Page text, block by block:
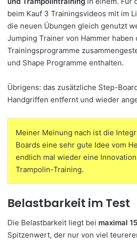
beim Kauf 3 Trainingsvideos mit im
die neuen Übungen gleich genutzt
Jumping Trainer von Hammer haben
Trainingsprogramme
und Shape Programme enthalten.
Übrigens: das zusätzliche Step-
Handgriffen entfernt und wieder
Meiner Meinung nach ist die
Boards eine sehr gute Idee vom
endlich mal wieder eine
Trampolin-Training.
Belastbarkeit im Test
Die Belastbarkeit liegt bei maximal
Spitzenwert, der nur von viel